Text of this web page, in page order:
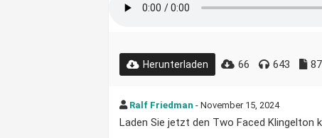
Herunterladen 66 643
Ralf Friedman - November 15, 2024
Laden Sie jetzt den Two Faced Klingelton